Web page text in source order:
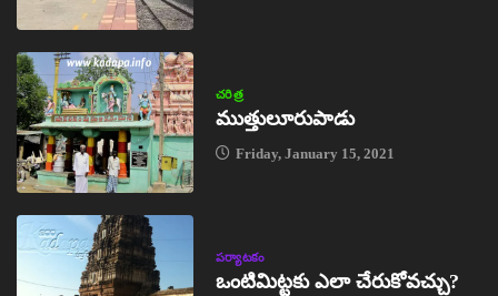
చరిత్ర
ముత్తులూరుపాడు
Friday, January 15, 2021
పర్యాటకం
ఒంటిమిట్టకు ఎలా చేరుకోవచ్చు?